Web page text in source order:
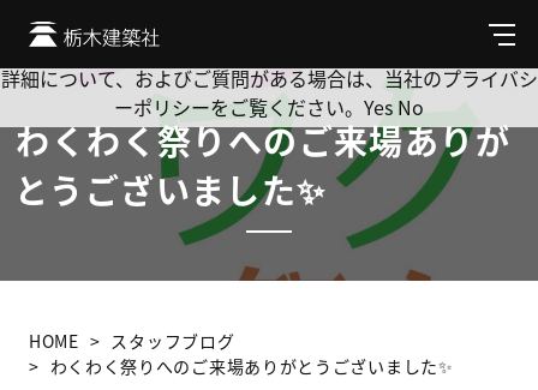
メ
ニ
ュ
わくわく祭りへのご来場ありが
とうございました✨
HOME
スタッフブログ
わくわく祭りへのご来場ありがとうございました✨
Cookie を使用して、お客様の活動を追跡してもよろしいです
か? 当社ではお客様のプライバシーを極めて重視しています。
詳細について、およびご質問がある場合は、当社のプライバシ
ーポリシーをご覧ください。 Yes No